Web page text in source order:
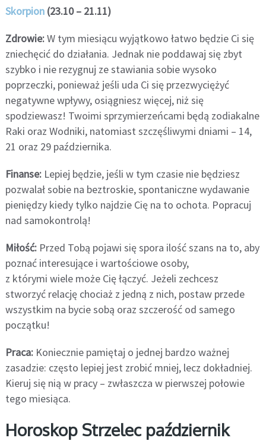
Skorpion(23.10 – 21.11)
Zdrowie:W tym miesiącu wyjątkowo łatwo będzie Ci się
zniechęcić do działania. Jednak nie poddawaj się zbyt
szybko i nie rezygnuj ze stawiania sobie wysoko
poprzeczki, ponieważ jeśli uda Ci się przezwyciężyć
negatywne wpływy, osiągniesz więcej, niż się
spodziewasz! Twoimi sprzymierzeńcami będą zodiakalne
Raki oraz Wodniki, natomiast szczęśliwymi dniami – 14,
21 oraz 29 października.
Finanse: Lepiej będzie, jeśli w tym czasie nie będziesz
pozwalał sobie na beztroskie, spontaniczne wydawanie
pieniędzy kiedy tylko najdzie Cię na to ochota. Popracuj
nad samokontrolą!
Miłość: Przed Tobą pojawi się spora ilość szans na to, aby
poznać interesujące i wartościowe osoby,
z którymi wiele może Cię łączyć. Jeżeli zechcesz
stworzyć relację chociaż z jedną z nich, postaw przede
wszystkim na bycie sobą oraz szczerość od samego
początku!
Praca: Koniecznie pamiętaj o jednej bardzo ważnej
zasadzie: często lepiej jest zrobić mniej, lecz dokładniej.
Kieruj się nią w pracy – zwłaszcza w pierwszej połowie
tego miesiąca.
Horoskop Strzelec październik